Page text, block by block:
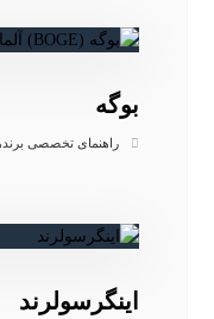
بوگه
راهنمای تخصصی
اینگرسولرند